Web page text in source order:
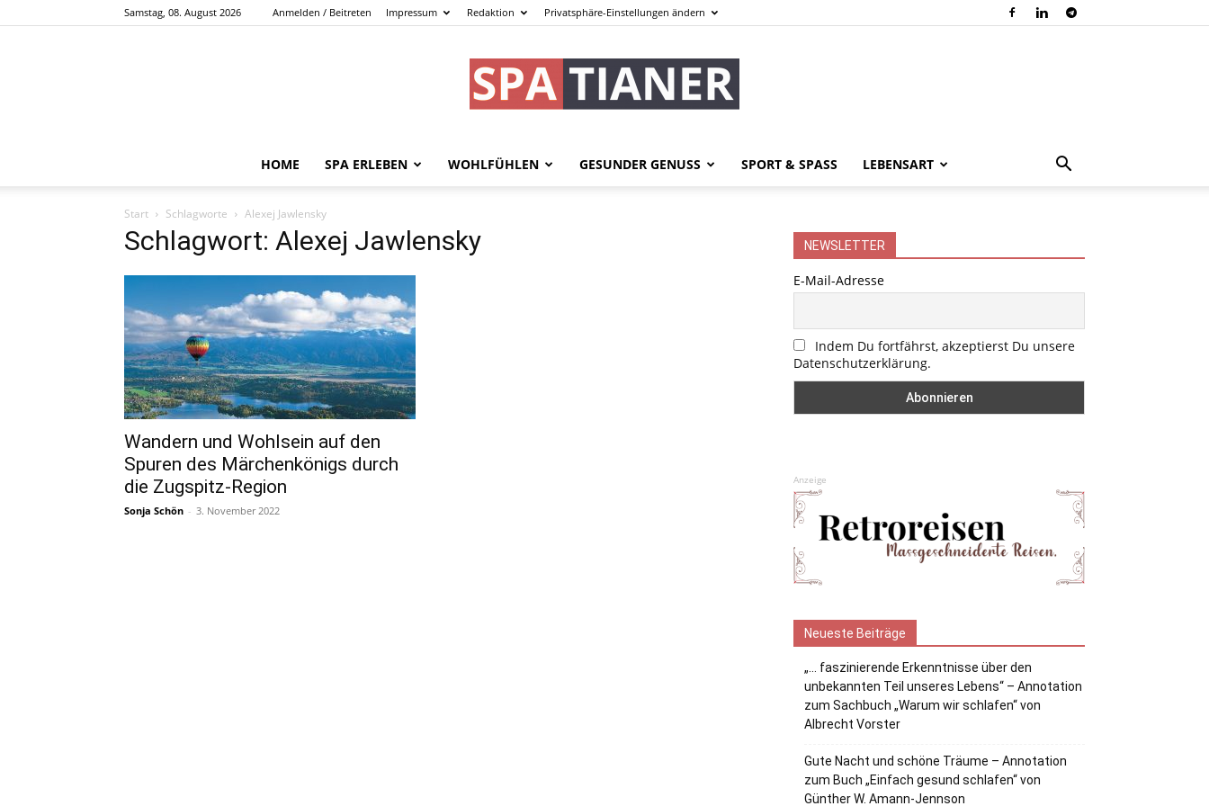
Samstag, 08. August 2026 Anmelden / Beitreten Impressum Redaktion Privatsphäre-Einstellungen ändern
spatianer.de
HOME SPA ERLEBEN WOHLFÜHLEN GESUNDER GENUSS SPORT & SPASS LEBENSART
Start Schlagworte Alexej Jawlensky
Schlagwort: Alexej Jawlensky
Wandern und Wohlsein auf den
Spuren des Märchenkönigs durch
die Zugspitz-Region
Sonja Schön - 3. November 2022
NEWSLETTER
E-Mail-Adresse
Indem Du fortfährst, akzeptierst Du unsere
Datenschutzerklärung.
Anzeige
Neueste Beiträge
„… faszinierende Erkenntnisse über den
unbekannten Teil unseres Lebens“ – Annotation
zum Sachbuch „Warum wir schlafen“ von
Albrecht Vorster
Gute Nacht und schöne Träume – Annotation
zum Buch „Einfach gesund schlafen“ von
Günther W. Amann-Jennson